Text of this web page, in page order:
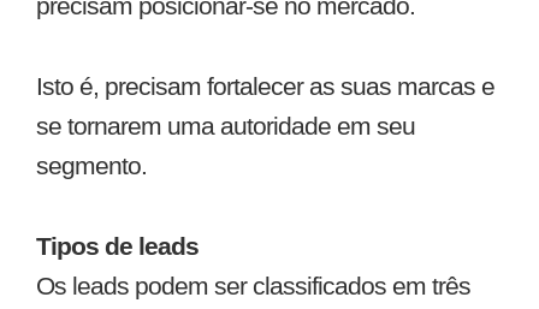
precisam posicionar-se no mercado.
Isto é, precisam fortalecer as suas marcas e
se tornarem uma autoridade em seu
segmento.
Tipos de leads
Os leads podem ser classificados em três